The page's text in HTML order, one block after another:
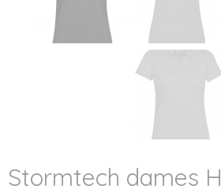
Stormtech dames